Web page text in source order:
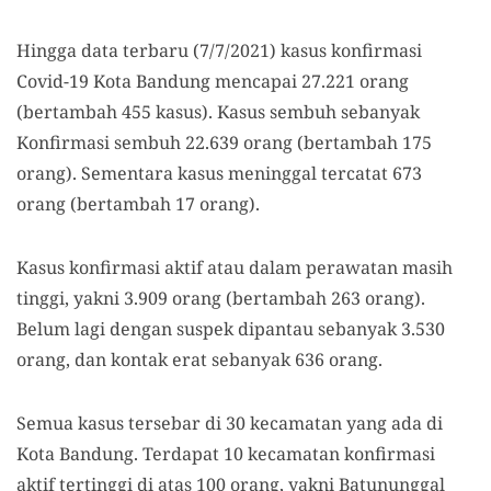
Hingga data terbaru (7/7/2021) kasus konfirmasi
Covid-19 Kota Bandung mencapai 27.221 orang
(bertambah 455 kasus). Kasus sembuh sebanyak
Konfirmasi sembuh 22.639 orang (bertambah 175
orang). Sementara kasus meninggal tercatat 673
orang (bertambah 17 orang).
Kasus konfirmasi aktif atau dalam perawatan masih
tinggi, yakni 3.909 orang (bertambah 263 orang).
Belum lagi dengan suspek dipantau sebanyak 3.530
orang, dan kontak erat sebanyak 636 orang.
Semua kasus tersebar di 30 kecamatan yang ada di
Kota Bandung. Terdapat 10 kecamatan konfirmasi
aktif tertinggi di atas 100 orang, yakni Batununggal